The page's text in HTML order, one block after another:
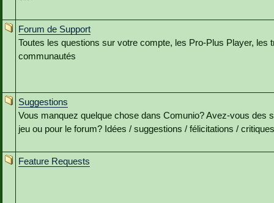
Forum de Support
Toutes les questions sur votre compte, les Pro-Plus Player, les
communautés
Suggestions
Vous manquez quelque chose dans Comunio? Avez-vous des
jeu ou pour le forum? Idées / suggestions / félicitations /
Feature Requests